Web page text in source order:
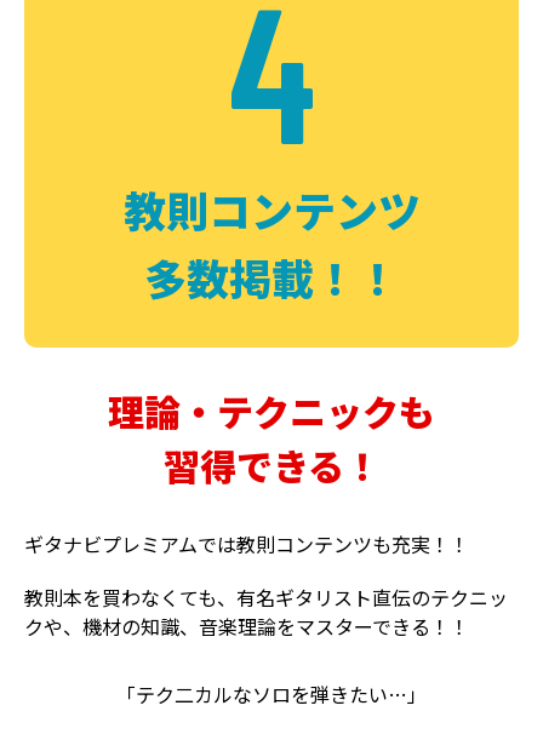
4
教則コンテンツ
多数掲載！！
理論・テクニックも
習得できる！
ギタナビプレミアムでは教則コンテンツも充実！！
教則本を買わなくても、有名ギタリスト直伝のテクニッ
クや、機材の知識、音楽理論をマスターできる！！
「テク二カルなソロを弾きたい…」